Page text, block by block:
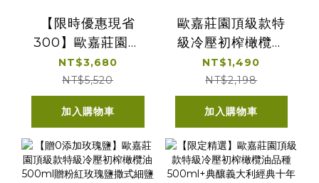
【限時優惠現省
300】歐嘉莊園頂
級款特級冷壓初榨
橄欖油500ml 6入
組贈歐嘉職人款
25ml*10
NT$3,680
NT$5,520
加入購物車
歐嘉莊園頂級款特
級冷壓初榨橄欖油
500ml*2贈歐嘉職
人款25ml*6
NT$1,490
NT$2,198
加入購物車